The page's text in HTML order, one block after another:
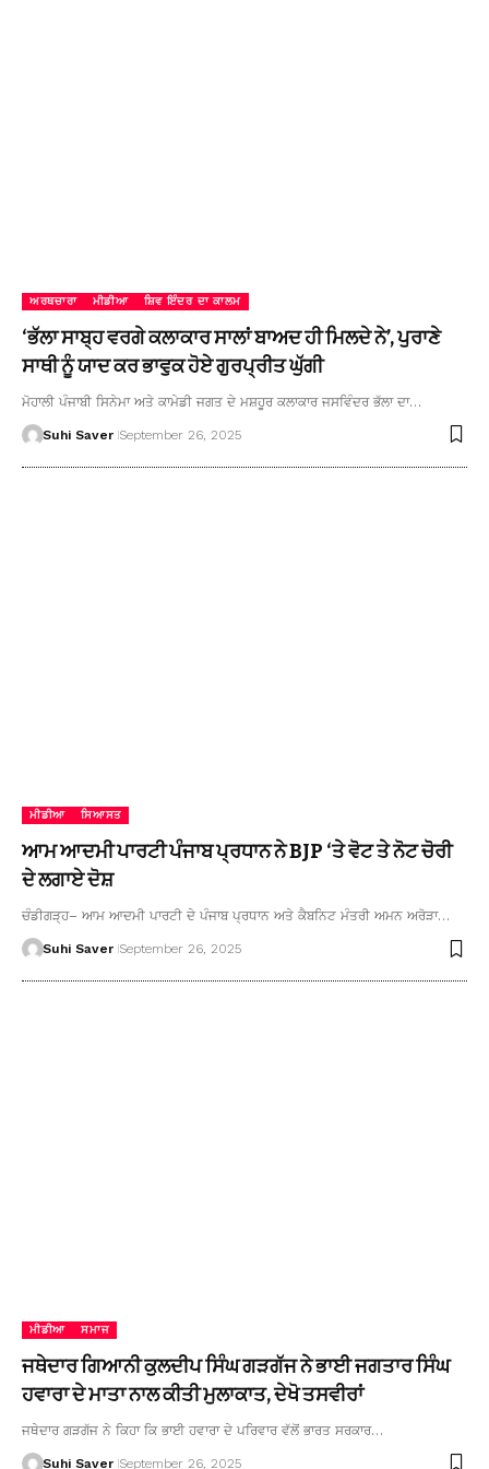
ਅਰਥਚਾਰਾ ਮੀਡੀਆ ਸ਼ਿਵ ਇੰਦਰ ਦਾ ਕਾਲਮ
‘ਭੱਲਾ ਸਾਬ੍ਹ ਵਰਗੇ ਕਲਾਕਾਰ ਸਾਲਾਂ ਬਾਅਦ ਹੀ ਮਿਲਦੇ ਨੇ’, ਪੁਰਾਣੇ
ਸਾਥੀ ਨੂੰ ਯਾਦ ਕਰ ਭਾਵੁਕ ਹੋਏ ਗੁਰਪ੍ਰੀਤ ਘੁੱਗੀ
ਮੋਹਾਲੀ ਪੰਜਾਬੀ ਸਿਨੇਮਾ ਅਤੇ ਕਾਮੇਡੀ ਜਗਤ ਦੇ ਮਸ਼ਹੂਰ ਕਲਾਕਾਰ ਜਸਵਿੰਦਰ ਭੱਲਾ ਦਾ…
Suhi Saver September 26, 2025
ਮੀਡੀਆ ਸਿਆਸਤ
ਆਮ ਆਦਮੀ ਪਾਰਟੀ ਪੰਜਾਬ ਪ੍ਰਧਾਨ ਨੇ BJP ‘ਤੇ ਵੋਟ ਤੇ ਨੋਟ ਚੋਰੀ
ਦੇ ਲਗਾਏ ਦੋਸ਼
ਚੰਡੀਗੜ੍ਹ– ਆਮ ਆਦਮੀ ਪਾਰਟੀ ਦੇ ਪੰਜਾਬ ਪ੍ਰਧਾਨ ਅਤੇ ਕੈਬਨਿਟ ਮੰਤਰੀ ਅਮਨ ਅਰੋੜਾ…
Suhi Saver September 26, 2025
ਮੀਡੀਆ ਸਮਾਜ
ਜਥੇਦਾਰ ਗਿਆਨੀ ਕੁਲਦੀਪ ਸਿੰਘ ਗੜਗੱਜ ਨੇ ਭਾਈ ਜਗਤਾਰ ਸਿੰਘ
ਹਵਾਰਾ ਦੇ ਮਾਤਾ ਨਾਲ ਕੀਤੀ ਮੁਲਾਕਾਤ, ਦੇਖੋ ਤਸਵੀਰਾਂ
ਜਥੇਦਾਰ ਗੜਗੱਜ ਨੇ ਕਿਹਾ ਕਿ ਭਾਈ ਹਵਾਰਾ ਦੇ ਪਰਿਵਾਰ ਵੱਲੋਂ ਭਾਰਤ ਸਰਕਾਰ…
Suhi Saver September 26, 2025